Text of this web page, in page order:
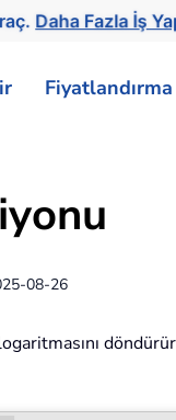
Daha Fazla İş
Fiyatlandırma
08-26